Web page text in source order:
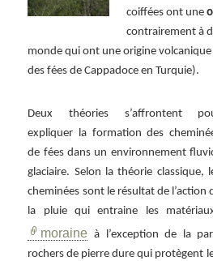
coiffées ont une
contrairement à
monde qui ont une origine
des fées de Cappadoce en Turquie).
Deux théories s’affrontent
expliquer la formation des
de fées dans un environnement
glaciaire. Selon la théorie classique,
cheminées sont le résultat de l’action
la pluie qui entraine les
moraine à l’exception de la
rochers de pierre dure qui protègent